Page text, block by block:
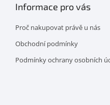
Informace pro vás
Proč nakupovat právě u nás
Obchodní podmínky
Podmínky ochrany osobních